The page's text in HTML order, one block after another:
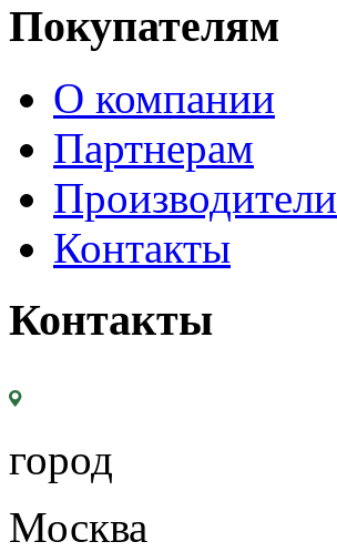
Покупателям
О компании
Партнерам
Производители
Контакты
Контакты
город
Москва